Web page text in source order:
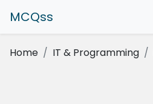
MCQss
Home IT & Programming